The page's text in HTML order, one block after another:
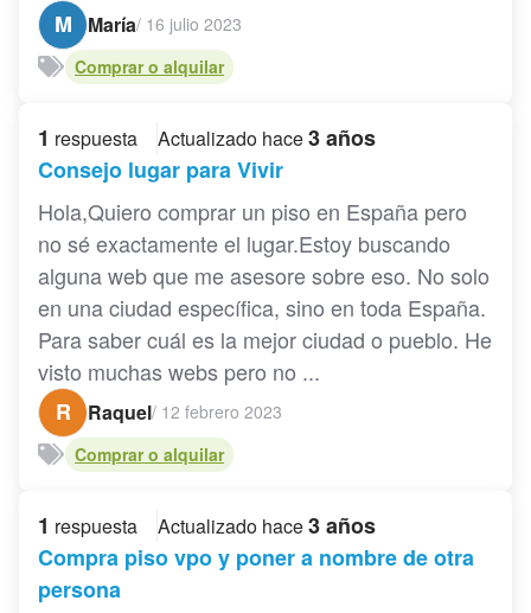
M
María/ 16 julio 2023
Comprar o alquilar
1 respuesta Actualizado hace3 años
Consejo lugar para Vivir
Hola,Quiero comprar un piso en España pero
no sé exactamente el lugar.Estoy buscando
alguna web que me asesore sobre eso. No solo
en una ciudad específica, sino en toda España.
Para saber cuál es la mejor ciudad o pueblo. He
visto muchas webs pero no ...
R
Raquel/ 12 febrero 2023
Comprar o alquilar
1 respuesta Actualizado hace3 años
Compra piso vpo y poner a nombre de otra
persona